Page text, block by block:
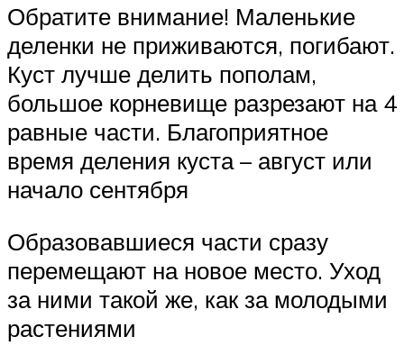
Обратите внимание! Маленькие
деленки не приживаются, погибают.
Куст лучше делить пополам,
большое корневище разрезают на 4
равные части. Благоприятное
время деления куста – август или
начало сентября
Образовавшиеся части сразу
перемещают на новое место. Уход
за ними такой же, как за молодыми
растениями